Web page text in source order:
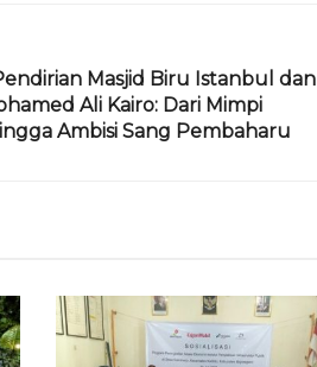
Masjid Biru Istanbul dan
Ali Kairo: Dari Mimpi
Ambisi Sang Pembaharu